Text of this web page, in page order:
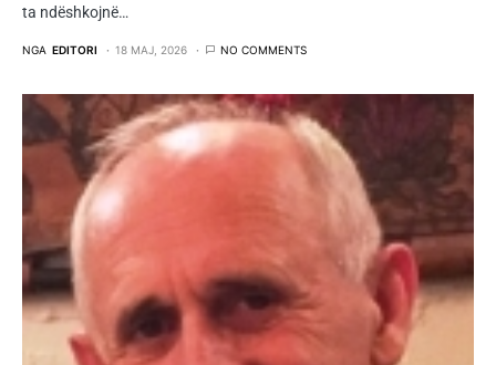
ta ndëshkojnë…
NGA EDITORI 18 MAJ, 2026 NO COMMENTS